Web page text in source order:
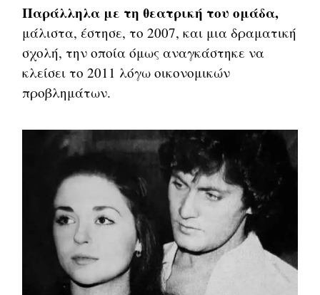
Παράλληλα με τη θεατρική του ομάδα,
μάλιστα, έστησε, το 2007, και μια δραματική
σχολή, την οποία όμως αναγκάστηκε να
κλείσει το 2011 λόγω οικονομικών
προβλημάτων.